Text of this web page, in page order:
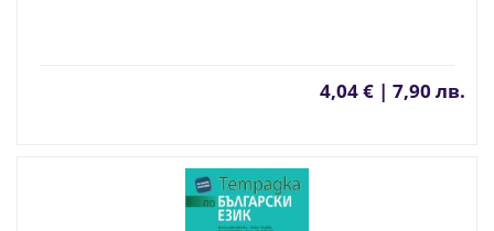
4,04 € | 7,90 лв.